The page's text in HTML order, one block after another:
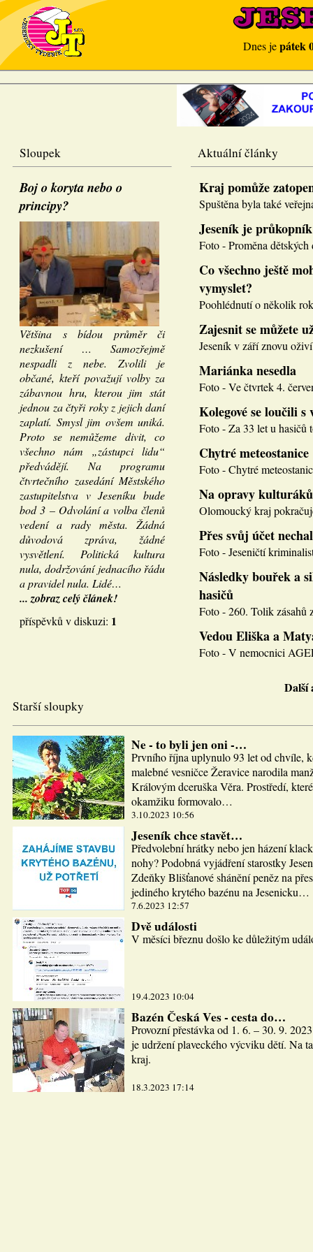
Dnes jepátek
Sloupek
Boj o koryta nebo o
principy?
Většina s bídou průměr či
nezkušení … Samozřejmě
nespadli z nebe. Zvolili je
občané, kteří považují volby za
zábavnou hru, kterou jim stát
jednou za čtyři roky z jejich daní
zaplatí. Smysl jim ovšem uniká.
Proto se nemůžeme divit, co
všechno nám „zástupci lidu“
předvádějí. Na programu
čtvrtečního zasedání Městského
zastupitelstva v Jeseníku bude
bod 3 – Odvolání a volba členů
vedení a rady města. Žádná
důvodová zpráva, žádné
vysvětlení. Politická kultura
nula, dodržování jednacího řádu
a pravidel nula. Lidé…
... zobraz celý článek!
příspěvků v diskuzi: 1
Aktuální články
Kraj pomůže
Spuštěna byla také
Jeseník je průkopník
Foto - Proměna
Co všechno ještě
vymyslet?
Poohlédnutí o několik
Zajesnit se můžete
Jeseník v září znovu
Mariánka nesedla
Foto - Ve čtvrtek 4.
Kolegové se loučili s
Foto - Za 33 let u hasičů
Chytré meteostanice
Foto - Chytré
Na opravy
Olomoucký kraj
Přes svůj účet
Foto - Jeseničtí
Následky bouřek a
hasičů
Foto - 260. Tolik zásahů
Vedou Eliška a
Foto - V nemocnici
Starší sloupky
Ne - to byli jen oni -…
Prvního října uplynulo 93 let od chvíle,
malebné vesničce Žeravice narodila
Královým dceruška Věra. Prostředí,
okamžiku formovalo…
3.10.2023 10:56
Jeseník chce stavět…
Předvolební hrátky nebo jen házení
nohy? Podobná vyjádření starostky
Zdeňky Blišťanové shánění peněz na
jediného krytého bazénu na Jesenicku…
7.6.2023 12:57
Dvě události
V měsíci březnu došlo ke důležitým
19.4.2023 10:04
Bazén Česká Ves - cesta do…
Provozní přestávka od 1. 6. – 30. 9.
je udržení plaveckého výcviku dětí. Na
kraj.
18.3.2023 17:14